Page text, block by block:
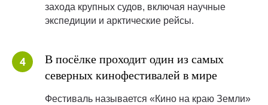
захода крупных судов, включая научные
экспедиции и арктические рейсы.
В посёлке проходит один из самых
северных кинофестивалей в мире
Фестиваль называется «Кино на краю Земли»